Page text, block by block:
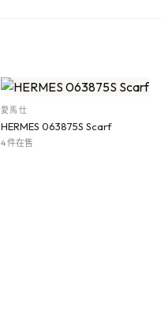
愛馬仕
HERMES 063875S Scarf
4 件在售